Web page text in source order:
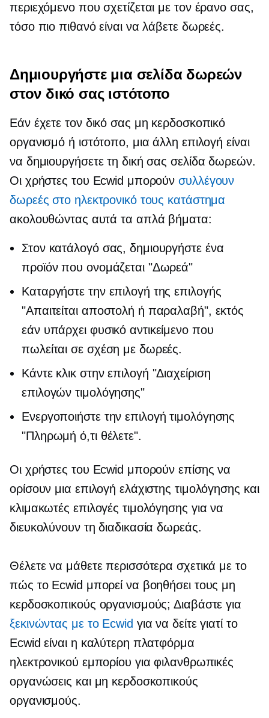
περιεχόμενο που σχετίζεται με τον έρανο σας,
τόσο πιο πιθανό είναι να λάβετε δωρεές.
Δημιουργήστε μια σελίδα δωρεών
στον δικό σας ιστότοπο
Εάν έχετε τον δικό σας μη κερδοσκοπικό
οργανισμό ή ιστότοπο, μια άλλη επιλογή είναι
να δημιουργήσετε τη δική σας σελίδα δωρεών.
Οι χρήστες του Ecwid μπορούνσυλλέγουν
δωρεές στο ηλεκτρονικό τους κατάστημα
ακολουθώντας αυτά τα απλά βήματα:
Στον κατάλογό σας, δημιουργήστε ένα
προϊόν που ονομάζεται "Δωρεά"
Καταργήστε την επιλογή της επιλογής
"Απαιτείται αποστολή ή παραλαβή", εκτός
εάν υπάρχει φυσικό αντικείμενο που
πωλείται σε σχέση με δωρεές.
Κάντε κλικ στην επιλογή "Διαχείριση
επιλογών τιμολόγησης"
Ενεργοποιήστε την επιλογή τιμολόγησης
"Πληρωμή ό,τι θέλετε".
Οι χρήστες του Ecwid μπορούν επίσης να
ορίσουν μια επιλογή ελάχιστης τιμολόγησης και
κλιμακωτές επιλογές τιμολόγησης για να
διευκολύνουν τη διαδικασία δωρεάς.
Θέλετε να μάθετε περισσότερα σχετικά με το
πώς το Ecwid μπορεί να βοηθήσει τους μη
κερδοσκοπικούς οργανισμούς; Διαβάστε για
ξεκινώντας με το Ecwid για να δείτε γιατί το
Ecwid είναι η καλύτερη πλατφόρμα
ηλεκτρονικού εμπορίου για φιλανθρωπικές
οργανώσεις και μη κερδοσκοπικούς
οργανισμούς.